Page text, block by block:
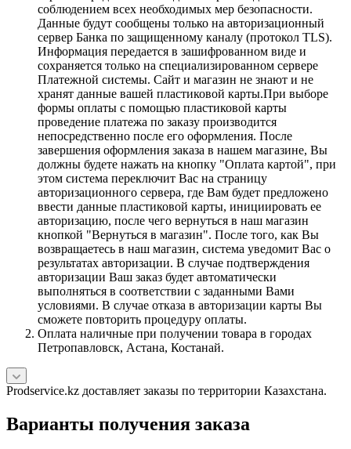
соблюдением всех необходимых мер безопасности.
Данные будут сообщены только на авторизационный
сервер Банка по защищенному каналу (протокол TLS).
Информация передается в зашифрованном виде и
сохраняется только на специализированном сервере
Платежной системы. Сайт и магазин не знают и не
хранят данные вашей пластиковой карты.При выборе
формы оплаты с помощью пластиковой карты
проведение платежа по заказу производится
непосредственно после его оформления. После
завершения оформления заказа в нашем магазине, Вы
должны будете нажать на кнопку "Оплата картой", при
этом система переключит Вас на страницу
авторизационного сервера, где Вам будет предложено
ввести данные пластиковой карты, инициировать ее
авторизацию, после чего вернуться в наш магазин
кнопкой "Вернуться в магазин". После того, как Вы
возвращаетесь в наш магазин, система уведомит Вас о
результатах авторизации. В случае подтверждения
авторизации Ваш заказ будет автоматически
выполняться в соответствии с заданными Вами
условиями. В случае отказа в авторизации карты Вы
сможете повторить процедуру оплаты.
Оплата наличные при получении товара в городах
Петропавловск, Астана, Костанай.
Prodservice.kz доставляет заказы по территории Казахстана.
Варианты получения заказа